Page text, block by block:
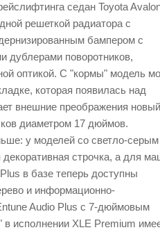
седан Toyota
решеткой радиатора с
бампером с
дублерами поворотников,
оптикой. С "кормы" модель
которая появилась над
внешние преображения новый
диаметром 17 дюймов.
у моделей со светло-серым
строчка, а для
в базе теперь доступны
и информационно-
Audio Plus с 7-дюймовым
исполнении XLE Premium